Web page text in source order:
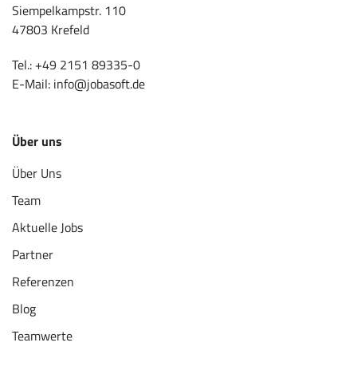
Siempelkampstr. 110
47803 Krefeld
Tel.: +49 2151 89335-0
E-Mail: info@jobasoft.de
Über uns
Über Uns
Team
Aktuelle Jobs
Partner
Referenzen
Blog
Teamwerte